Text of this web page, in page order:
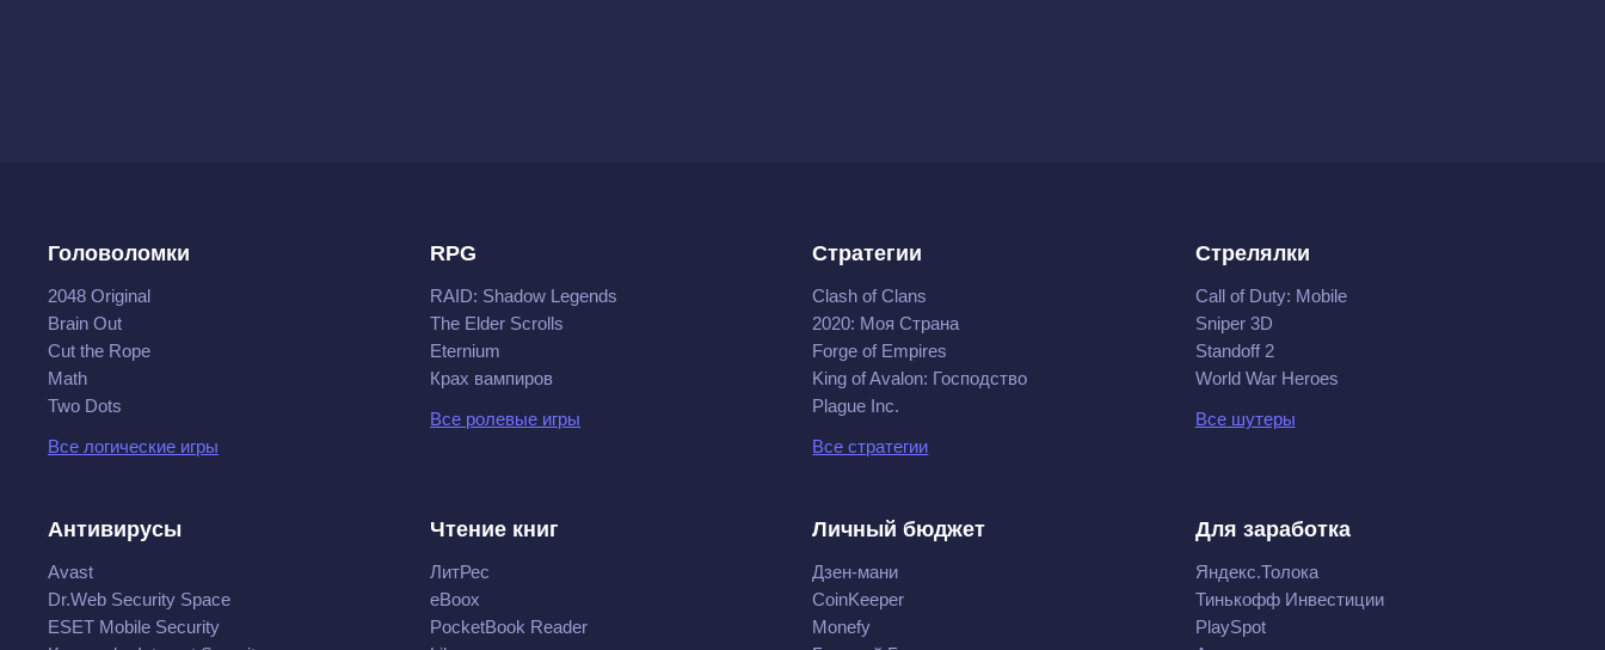
Головоломки
2048 Original
Brain Out
Cut the Rope
Math
Two Dots
Все логические игры
RPG
RAID: Shadow Legends
The Elder Scrolls
Eternium
Крах вампиров
Все ролевые игры
Стратегии
Clash of Clans
2020: Моя Cтрана
Forge of Empires
King of Avalon: Господство
Plague Inc.
Все стратегии
Стрелялки
Call of Duty: Mobile
Sniper 3D
Standoff 2
World War Heroes
Все шутеры
Антивирусы
Avast
Dr.Web Security Space
ESET Mobile Security
Чтение книг
ЛитРес
eBoox
PocketBook Reader
Личный бюджет
Дзен-мани
CoinKeeper
Monefy
Для заработка
Яндекс.Толока
Тинькофф Инвестиции
PlaySpot